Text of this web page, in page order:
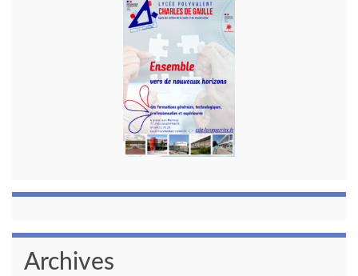
Archives